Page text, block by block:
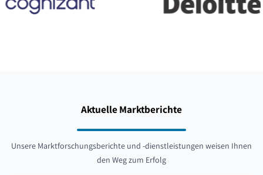
Aktuelle Marktberichte
Unsere Marktforschungsberichte und -dienstleistungen weisen Ihnen
den Weg zum Erfolg